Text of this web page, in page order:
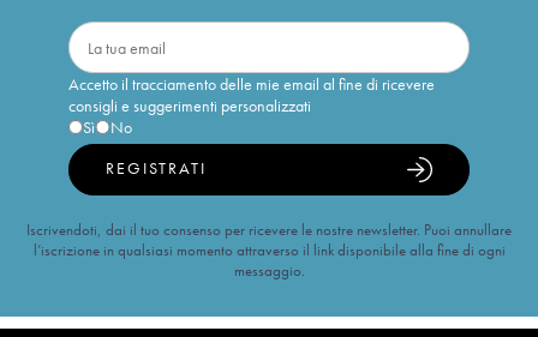
Accetto il tracciamento delle mie email al fine di ricevere
consigli e suggerimenti personalizzati
Sì
No
REGISTRATI
Iscrivendoti, dai il tuo consenso per ricevere le nostre newsletter. Puoi annullare
l’iscrizione in qualsiasi momento attraverso il link disponibile alla fine di ogni
messaggio.